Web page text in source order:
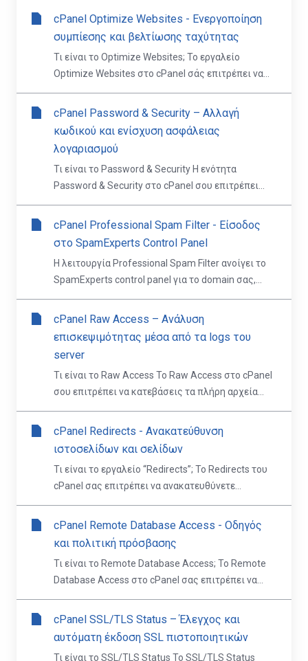
cPanel Optimize Websites - Ενεργοποίηση
συμπίεσης και βελτίωσης ταχύτητας
Τι είναι το Optimize Websites; Το εργαλείο
Optimize Websites στο cPanel σάς επιτρέπει να...
cPanel Password & Security – Αλλαγή
κωδικού και ενίσχυση ασφάλειας
λογαριασμού
Τι είναι το Password & Security Η ενότητα
Password & Security στο cPanel σου επιτρέπει...
cPanel Professional Spam Filter - Είσοδος
στο SpamExperts Control Panel
Η λειτουργία Professional Spam Filter ανοίγει το
SpamExperts control panel για το domain σας,...
cPanel Raw Access – Ανάλυση
επισκεψιμότητας μέσα από τα logs του
server
Τι είναι το Raw Access Το Raw Access στο cPanel
σου επιτρέπει να κατεβάσεις τα πλήρη αρχεία...
cPanel Redirects - Ανακατεύθυνση
ιστοσελίδων και σελίδων
Τι είναι το εργαλείο “Redirects”; Το Redirects του
cPanel σας επιτρέπει να ανακατευθύνετε...
cPanel Remote Database Access - Οδηγός
και πολιτική πρόσβασης
Τι είναι το Remote Database Access; Το Remote
Database Access στο cPanel σας επιτρέπει να...
cPanel SSL/TLS Status – Έλεγχος και
αυτόματη έκδοση SSL πιστοποιητικών
Τι είναι το SSL/TLS Status Το SSL/TLS Status